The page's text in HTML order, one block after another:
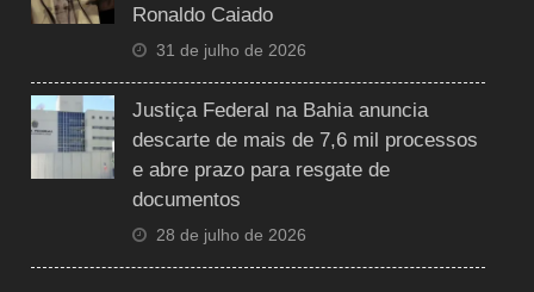
Ronaldo Caiado
31 de julho de 2026
Justiça Federal na Bahia anuncia
descarte de mais de 7,6 mil processos
e abre prazo para resgate de
documentos
28 de julho de 2026